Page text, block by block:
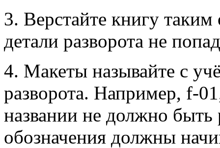
3. Верстайте книгу
детали разворота не
4. Макеты называйте с
разворота. Например, f-
названии не должно
обозначения должны